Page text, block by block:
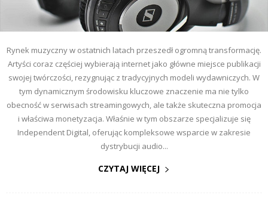
Rynek muzyczny w ostatnich latach przeszedł ogromną transformację.
Artyści coraz częściej wybierają internet jako główne miejsce publikacji
swojej twórczości, rezygnując z tradycyjnych modeli wydawniczych. W
tym dynamicznym środowisku kluczowe znaczenie ma nie tylko
obecność w serwisach streamingowych, ale także skuteczna promocja
i właściwa monetyzacja. Właśnie w tym obszarze specjalizuje się
Independent Digital, oferując kompleksowe wsparcie w zakresie
dystrybucji audio...
CZYTAJ WIĘCEJ